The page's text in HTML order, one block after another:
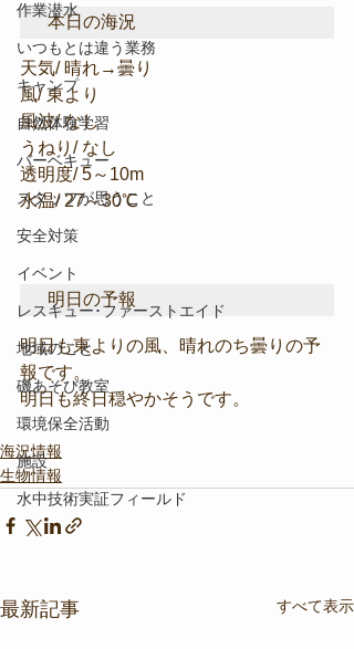
作業潜水
いつもとは違う業務
キャンプ
自然体験学習
バーベキュー
スタッフが思うこと
安全対策
イベント
レスキュー･ファーストエイド
地域のこと
磯あそび教室
環境保全活動
施設
水中技術実証フィールド
本日の海況
天気/ 晴れ→曇り
風/ 東より
風波/ なし
うねり/ なし
透明度/ 5～10m
水温/ 27～30℃
明日の予報
明日も東よりの風、晴れのち曇りの予
報です。
明日も終日穏やかそうです。
海況情報
生物情報
最新記事 すべて表示